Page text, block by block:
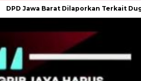
Dilaporkan Terkait Dugaan